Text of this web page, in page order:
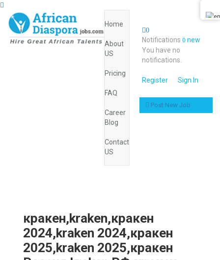
Home
About
US
Pricing
FAQ
Career
Blog
Contact
US
0
Notifications 0 new
You have no
notifications.
Register Sign In
Post New Job
кракен,kraken,кракен
2024,kraken 2024,кракен
2025,kraken 2025,кракен